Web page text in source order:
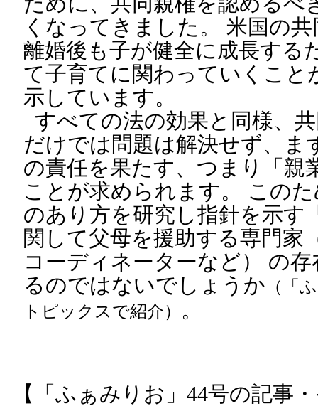
くなってきました。 米国の
離婚後も子が健全に成長する
て子育てに関わっていくこと
示しています。
すべての法の効果と同様、
だけでは問題は解決せず、ま
の責任を果たす、つまり「親
ことが求められます。 この
のあり方を研究し指針を示す
関して父母を援助する専門家
コーディネーターなど） の
るのではないでしょうか （「
トピックスで紹介）
。
【「ふぁみりお」44号の記事